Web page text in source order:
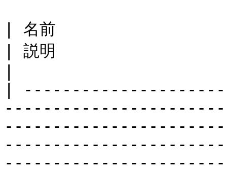
| 名前
| 説明
|